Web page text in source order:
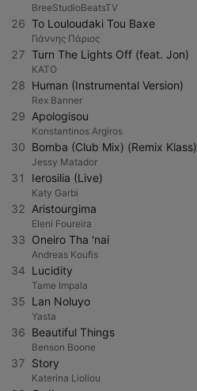
BreeStudioBeatsTV
26 To Louloudaki Tou Baxe
Γιάννης Πάριος
27 Turn The Lights Off (feat. Jon)
KATO
28 Human (Instrumental Version)
Rex Banner
29 Apologisou
Konstantinos Argiros
30 Bomba (Club Mix) (Remix Klass)
Jessy Matador
31 Ierosilia (Live)
Katy Garbi
32 Aristourgima
Eleni Foureira
33 Oneiro Tha 'nai
Andreas Koufis
34 Lucidity
Tame Impala
35 Lan Noluyo
Yasta
36 Beautiful Things
Benson Boone
37 Story
Katerina Lioliou